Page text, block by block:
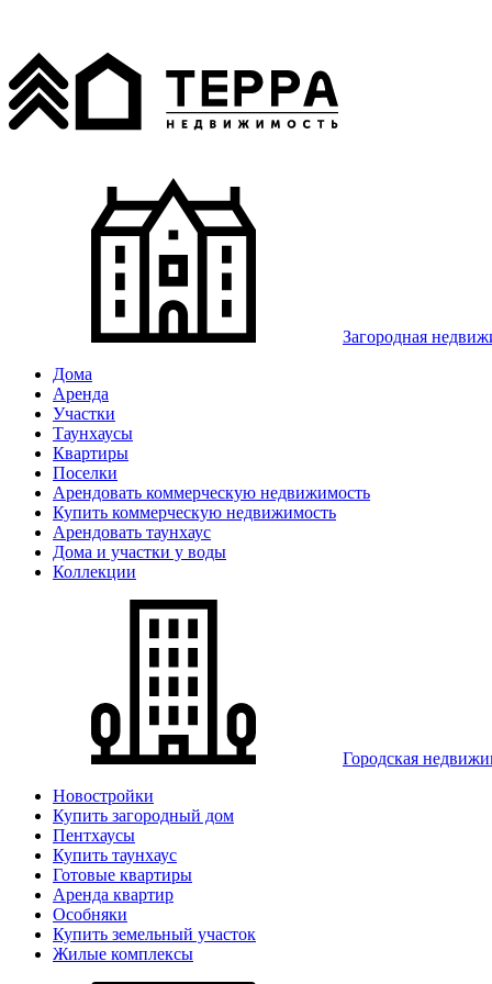
Загородная
Дома
Аренда
Участки
Таунхаусы
Квартиры
Поселки
Арендовать коммерческую недвижимость
Купить коммерческую недвижимость
Арендовать таунхаус
Дома и участки у воды
Коллекции
Городская
Новостройки
Купить загородный дом
Пентхаусы
Купить таунхаус
Готовые квартиры
Аренда квартир
Особняки
Купить земельный участок
Жилые комплексы